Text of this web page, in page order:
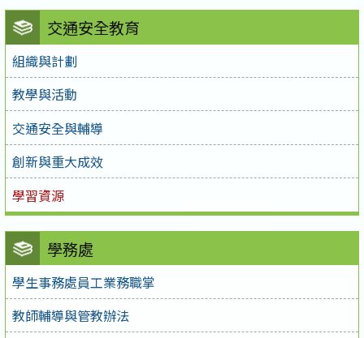
交通安全教育
組織與計劃
教學與活動
交通安全與輔導
創新與重大成效
學習資源
學務處
學生事務處員工業務職掌
教師輔導與管教辦法